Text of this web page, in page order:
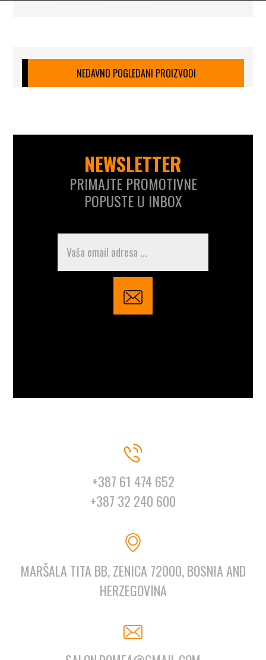
NEDAVNO POGLEDANI PROIZVODI
NEWSLETTER
PRIMAJTE PROMOTIVNE
POPUSTE U INBOX
+387 61 474 652
+387 32 240 600
MARŠALA TITA BB, ZENICA 72000, BOSNIA AND
HERZEGOVINA